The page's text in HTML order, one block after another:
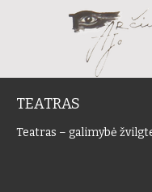
TEATRAS
Teatras – galimybė